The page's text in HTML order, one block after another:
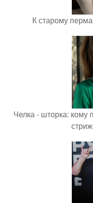
К старому
Челка - шторка: кому